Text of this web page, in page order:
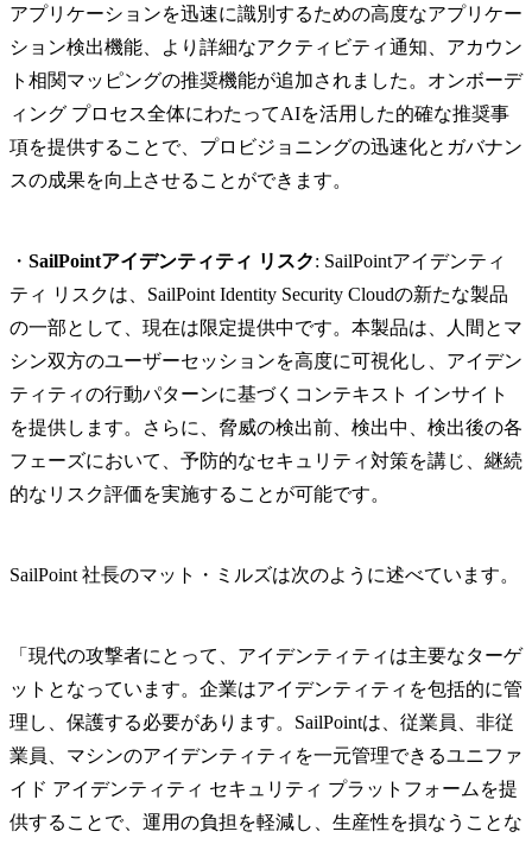
アプリケーションを迅速に識別するための高度なアプリケー
ション検出機能、より詳細なアクティビティ通知、アカウン
ト相関マッピングの推奨機能が追加されました。オンボーデ
ィング プロセス全体にわたってAIを活用した的確な推奨事
項を提供することで、プロビジョニングの迅速化とガバナン
スの成果を向上させることができます。
・ SailPointアイデンティティ リスク: SailPointアイデンティ
ティ リスクは、SailPoint Identity Security Cloudの新たな製品
の一部として、現在は限定提供中です。本製品は、人間とマ
シン双方のユーザーセッションを高度に可視化し、アイデン
ティティの行動パターンに基づくコンテキスト インサイト
を提供します。さらに、脅威の検出前、検出中、検出後の各
フェーズにおいて、予防的なセキュリティ対策を講じ、継続
的なリスク評価を実施することが可能です。
SailPoint 社長のマット・ミルズは次のように述べています。
「現代の攻撃者にとって、アイデンティティは主要なターゲ
ットとなっています。企業はアイデンティティを包括的に管
理し、保護する必要があります。SailPointは、従業員、非従
業員、マシンのアイデンティティを一元管理できるユニファ
イド アイデンティティ セキュリティ プラットフォームを提
供することで、運用の負担を軽減し、生産性を損なうことな